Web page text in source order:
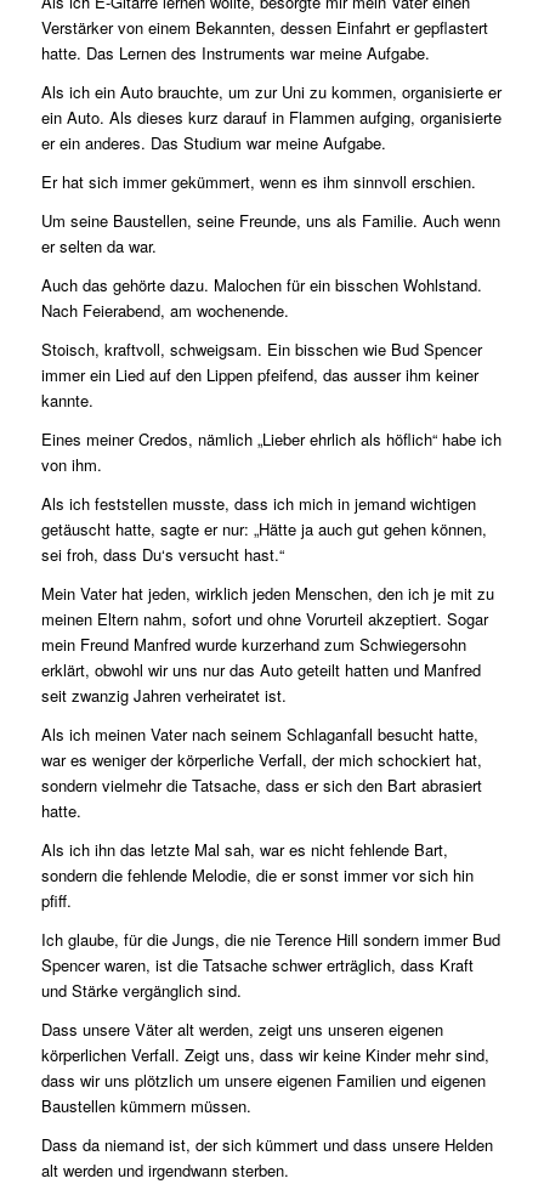
Verstärker von einem Bekannten, dessen Einfahrt er gepflastert
hatte. Das Lernen des Instruments war meine Aufgabe.
Als ich ein Auto brauchte, um zur Uni zu kommen, organisierte er
ein Auto. Als dieses kurz darauf in Flammen aufging, organisierte
er ein anderes. Das Studium war meine Aufgabe.
Er hat sich immer gekümmert, wenn es ihm sinnvoll erschien.
Um seine Baustellen, seine Freunde, uns als Familie. Auch wenn
er selten da war.
Auch das gehörte dazu. Malochen für ein bisschen Wohlstand.
Nach Feierabend, am wochenende.
Stoisch, kraftvoll, schweigsam. Ein bisschen wie Bud Spencer
immer ein Lied auf den Lippen pfeifend, das ausser ihm keiner
kannte.
Eines meiner Credos, nämlich „Lieber ehrlich als höflich“ habe ich
von ihm.
Als ich feststellen musste, dass ich mich in jemand wichtigen
getäuscht hatte, sagte er nur: „Hätte ja auch gut gehen können,
sei froh, dass Du‘s versucht hast.“
Mein Vater hat jeden, wirklich jeden Menschen, den ich je mit zu
meinen Eltern nahm, sofort und ohne Vorurteil akzeptiert. Sogar
mein Freund Manfred wurde kurzerhand zum Schwiegersohn
erklärt, obwohl wir uns nur das Auto geteilt hatten und Manfred
seit zwanzig Jahren verheiratet ist.
Als ich meinen Vater nach seinem Schlaganfall besucht hatte,
war es weniger der körperliche Verfall, der mich schockiert hat,
sondern vielmehr die Tatsache, dass er sich den Bart abrasiert
hatte.
Als ich ihn das letzte Mal sah, war es nicht fehlende Bart,
sondern die fehlende Melodie, die er sonst immer vor sich hin
pfiff.
Ich glaube, für die Jungs, die nie Terence Hill sondern immer Bud
Spencer waren, ist die Tatsache schwer erträglich, dass Kraft
und Stärke vergänglich sind.
Dass unsere Väter alt werden, zeigt uns unseren eigenen
körperlichen Verfall. Zeigt uns, dass wir keine Kinder mehr sind,
dass wir uns plötzlich um unsere eigenen Familien und eigenen
Baustellen kümmern müssen.
Dass da niemand ist, der sich kümmert und dass unsere Helden
alt werden und irgendwann sterben.